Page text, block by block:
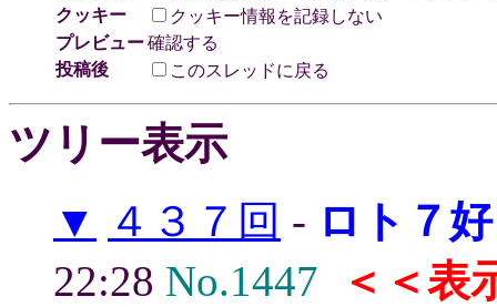
クッキー
クッキー情報を記録しない
プレビュー確認する
投稿後
このスレッドに戻る
ツリー表示
▼
４３７回 - ロト７
22:28 No.1447
＜＜表